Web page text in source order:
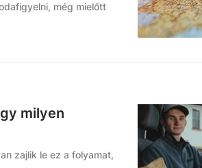
még mielőtt
milyen
zajlik le ez a folyamat,